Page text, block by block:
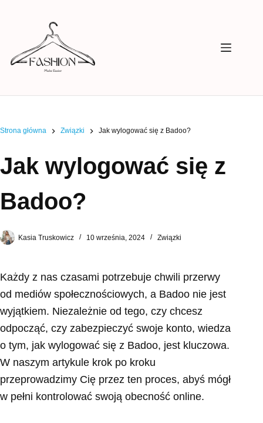
Strona główna Związki Jak wylogować się z Badoo?
Jak wylogować się z
Badoo?
Kasia Truskowicz 10 września, 2024 Związki
Każdy z nas czasami potrzebuje chwili przerwy
od mediów społecznościowych, a Badoo nie jest
wyjątkiem. Niezależnie od tego, czy chcesz
odpocząć, czy zabezpieczyć swoje konto, wiedza
o tym, jak wylogować się z Badoo, jest kluczowa.
W naszym artykule krok po kroku
przeprowadzimy Cię przez ten proces, abyś mógł
w pełni kontrolować swoją obecność online.